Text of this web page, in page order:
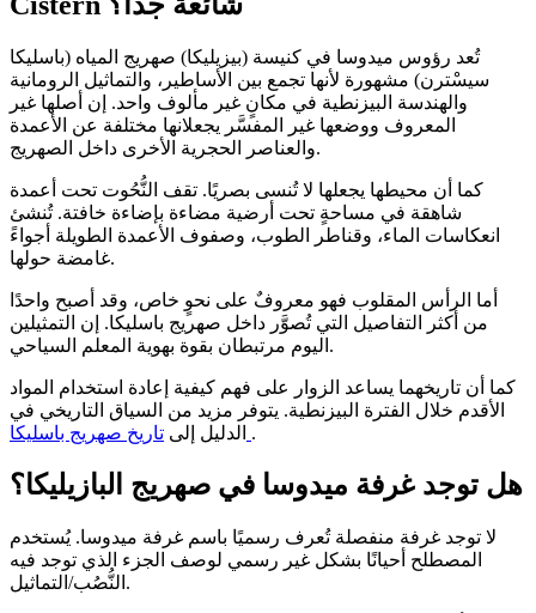
تُعد رؤوس ميدوسا في كنيسة (بيزيليكا) صهريج المياه (باسليكا
سيسْترن) مشهورة لأنها تجمع بين الأساطير، والتماثيل الرومانية
والهندسة البيزنطية في مكانٍ غير مألوف واحد. إن أصلها غير
المعروف ووضعها غير المفسَّر يجعلانها مختلفة عن الأعمدة
والعناصر الحجرية الأخرى داخل الصهريج.
كما أن محيطها يجعلها لا تُنسى بصريًا. تقف النُّحُوت تحت أعمدة
شاهقة في مساحةٍ تحت أرضية مضاءة بإضاءة خافتة. تُنشئ
انعكاسات الماء، وقناطر الطوب، وصفوف الأعمدة الطويلة أجواءً
غامضة حولها.
أما الرأس المقلوب فهو معروفٌ على نحوٍ خاص، وقد أصبح واحدًا
من أكثر التفاصيل التي تُصوَّر داخل صهريج باسليكا. إن التمثيلين
اليوم مرتبطان بقوة بهوية المعلم السياحي.
كما أن تاريخهما يساعد الزوار على فهم كيفية إعادة استخدام المواد
الأقدم خلال الفترة البيزنطية. يتوفر مزيد من السياق التاريخي في
الدليل إلى .
هل توجد غرفة ميدوسا في صهريج البازيليكا؟
لا توجد غرفة منفصلة تُعرف رسميًا باسم غرفة ميدوسا. يُستخدم
المصطلح أحيانًا بشكل غير رسمي لوصف الجزء الذي توجد فيه
النُّصُب/التماثيل.